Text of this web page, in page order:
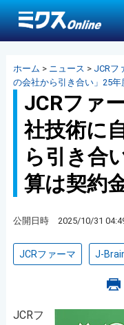
ホーム > ニュース > JCRフ
の会社から引き合い」25
JCRファ
社技術に
ら引き合
算は契約
公開日時 2025/10/31
JCRファーマ J-
JCRフ